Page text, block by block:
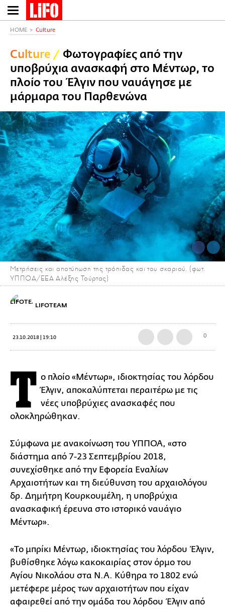
Παράκαμψη
προς
περιεχόμενο
HOME Culture
Culture / Φωτογραφίες από την
υποβρύχια ανασκαφή στο Μέντωρ, το
πλοίο του Έλγιν που ναυάγησε με
μάρμαρα του Παρθενώνα
Μετρήσεις και αποτύπωση της τρόπιδας και του σκαριού. (φωτ.
ΥΠΠΟΑ/ΕΕΑ Αλέξης Τούρτας)
LIFOTEAM
23.10.2018 | 19:10 0
Τ ο πλοίο «Μέντωρ», ιδιοκτησίας του λόρδου
Έλγιν, αποκαλύπτεται περαιτέρω με τις
νέες υποβρύχιες ανασκαφές που
ολοκληρώθηκαν.
Σύμφωνα με ανακοίνωση του ΥΠΠΟΑ, «στο
διάστημα από 7-23 Σεπτεμβρίου 2018,
συνεχίσθηκε από την Εφορεία Εναλίων
Αρχαιοτήτων και τη διεύθυνση του αρχαιολόγου
δρ. Δημήτρη Κουρκουμέλη, η υποβρύχια
ανασκαφική έρευνα στο ιστορικό ναυάγιο
Μέντωρ».
«Το μπρίκι Μέντωρ, ιδιοκτησίας του λόρδου Έλγιν,
βυθίσθηκε λόγω κακοκαιρίας στον όρμο του
Αγίου Νικολάου στα Ν.Α. Κύθηρα το 1802 ενώ
μετέφερε μέρος των αρχαιοτήτων που είχαν
αφαιρεθεί από την ομάδα του λόρδου Έλγιν από